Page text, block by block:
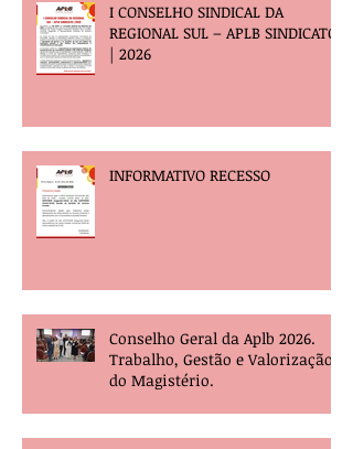
I CONSELHO SINDICAL DA
REGIONAL SUL – APLB SINDICATO
| 2026
INFORMATIVO RECESSO
Conselho Geral da Aplb 2026.
Trabalho, Gestão e Valorização
do Magistério.